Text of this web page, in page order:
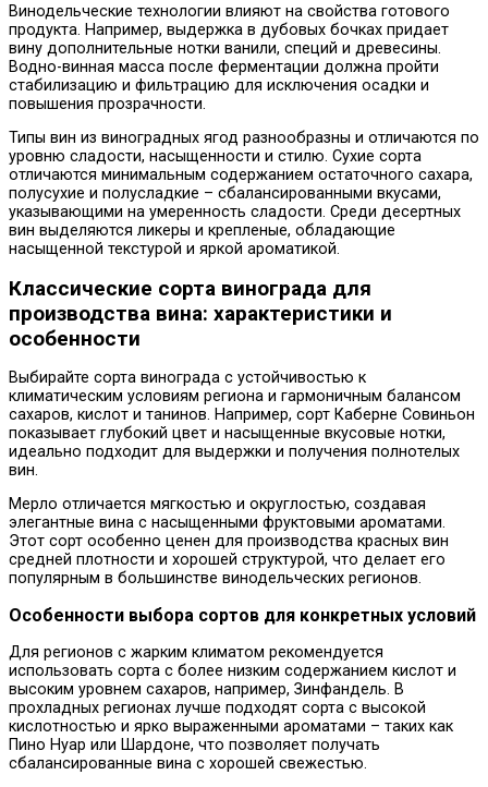
Винодельческие технологии влияют на свойства готового
продукта. Например, выдержка в дубовых бочках придает
вину дополнительные нотки ванили, специй и древесины.
Водно-винная масса после ферментации должна пройти
стабилизацию и фильтрацию для исключения осадки и
повышения прозрачности.
Типы вин из виноградных ягод разнообразны и отличаются по
уровню сладости, насыщенности и стилю. Сухие сорта
отличаются минимальным содержанием остаточного сахара,
полусухие и полусладкие – сбалансированными вкусами,
указывающими на умеренность сладости. Среди десертных
вин выделяются ликеры и крепленые, обладающие
насыщенной текстурой и яркой ароматикой.
Классические сорта винограда для
производства вина: характеристики и
особенности
Выбирайте сорта винограда с устойчивостью к
климатическим условиям региона и гармоничным балансом
сахаров, кислот и танинов. Например, сорт Каберне Совиньон
показывает глубокий цвет и насыщенные вкусовые нотки,
идеально подходит для выдержки и получения полнотелых
вин.
Мерло отличается мягкостью и округлостью, создавая
элегантные вина с насыщенными фруктовыми ароматами.
Этот сорт особенно ценен для производства красных вин
средней плотности и хорошей структурой, что делает его
популярным в большинстве винодельческих регионов.
Особенности выбора сортов для конкретных условий
Для регионов с жарким климатом рекомендуется
использовать сорта с более низким содержанием кислот и
высоким уровнем сахаров, например, Зинфандель. В
прохладных регионах лучше подходят сорта с высокой
кислотностью и ярко выраженными ароматами – таких как
Пино Нуар или Шардоне, что позволяет получать
сбалансированные вина с хорошей свежестью.